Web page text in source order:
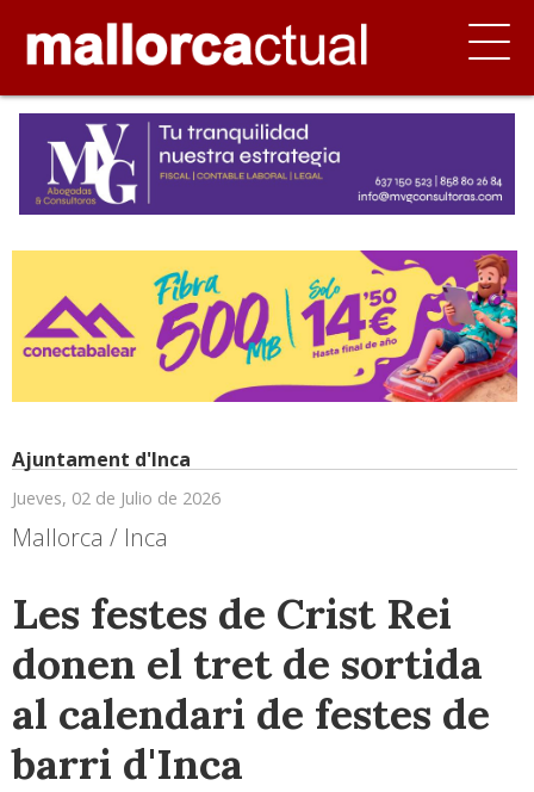
Ajuntament d'Inca
Jueves, 02 de Julio de 2026
Mallorca / Inca
Les festes de Crist Rei
donen el tret de sortida
al calendari de festes de
barri d'Inca